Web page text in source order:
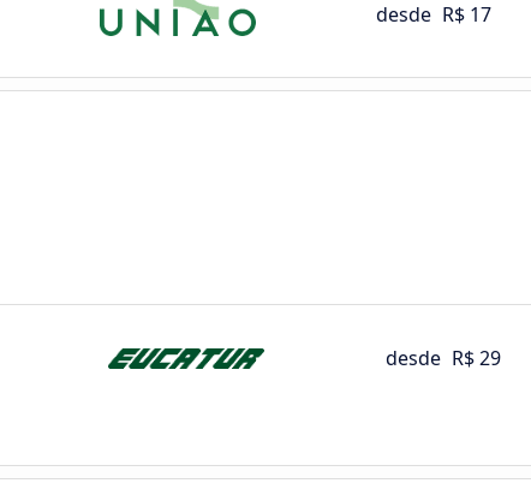
desde R$ 17
desde R$ 29